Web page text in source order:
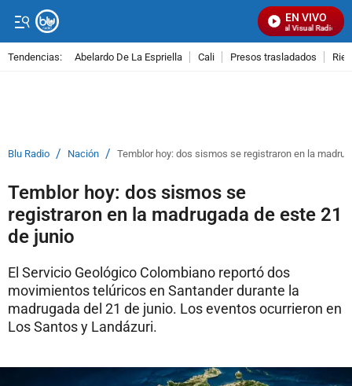
EN VIVO
Señal Visual Radio
Tendencias: Abelardo De La Espriella Cali Presos trasladados
Blu Radio / Nación / Temblor hoy: dos sismos se registraron en la
Temblor hoy: dos sismos se
registraron en la madrugada de este 21
de junio
El Servicio Geológico Colombiano reportó dos
movimientos telúricos en Santander durante la
madrugada del 21 de junio. Los eventos ocurrieron en
Los Santos y Landázuri.